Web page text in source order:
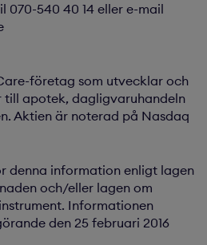
070-540 40 14 eller e-mail
företag som utvecklar och
apotek, dagligvaruhandeln
Aktien är noterad på Nasdaq
denna information enligt lagen
och/eller lagen om
Informationen
den 25 februari 2016